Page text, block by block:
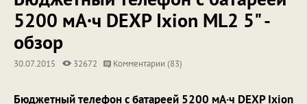
5200 мА·ч DEXP Ixion ML2 5" -
обзор
30.07.2015 32672 Комментарии (83)
Бюджетный телефон с батареей 5200 мА·ч DEXP Ixion